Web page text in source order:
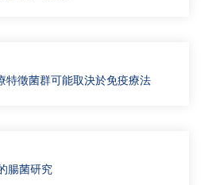
特徵菌群可能取決於免疫療法
腸菌研究